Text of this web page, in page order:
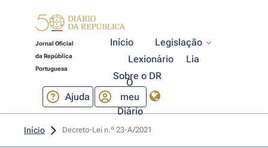
Jornal Oficial
da República
Portuguesa
Início
Legislação
Lexionário
Lia
Sobre o DR
Ajuda
O
meu
Diário
Início Decreto-Lei n.º 23-A/2021